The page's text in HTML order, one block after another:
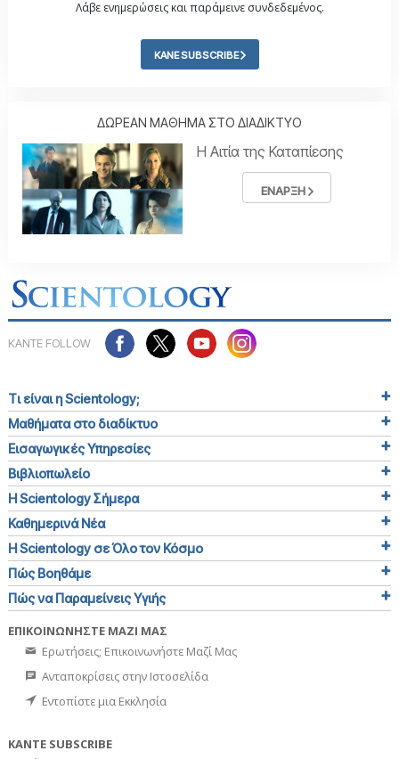
Λάβε ενημερώσεις και παράμεινε συνδεδεμένος.
ΚΑΝΕ SUBSCRIBE
ΔΩΡΕΑΝ ΜΑΘΗΜΑ ΣΤΟ ΔΙΑΔΙΚΤΥΟ
Η Αιτία της Καταπίεσης
ΕΝΑΡΞΗ
ΚΑΝΤΕ FOLLOW
Τι είναι η Scientology;
Μαθήματα στο διαδίκτυο
Εισαγωγικές Υπηρεσίες
Βιβλιοπωλείο
Η Scientology Σήμερα
Καθημερινά Νέα
Η Scientology σε Όλο τον Κόσμο
Πώς Βοηθάμε
Πώς να Παραμείνεις Υγιής
ΕΠΙΚΟΙΝΩΝΗΣΤΕ ΜΑΖΙ ΜΑΣ
Ερωτήσεις; Επικοινωνήστε Μαζί Μας
Ανταποκρίσεις στην Ιστοσελίδα
Εντοπίστε μια Εκκλησία
ΚΑΝΤΕ SUBSCRIBE